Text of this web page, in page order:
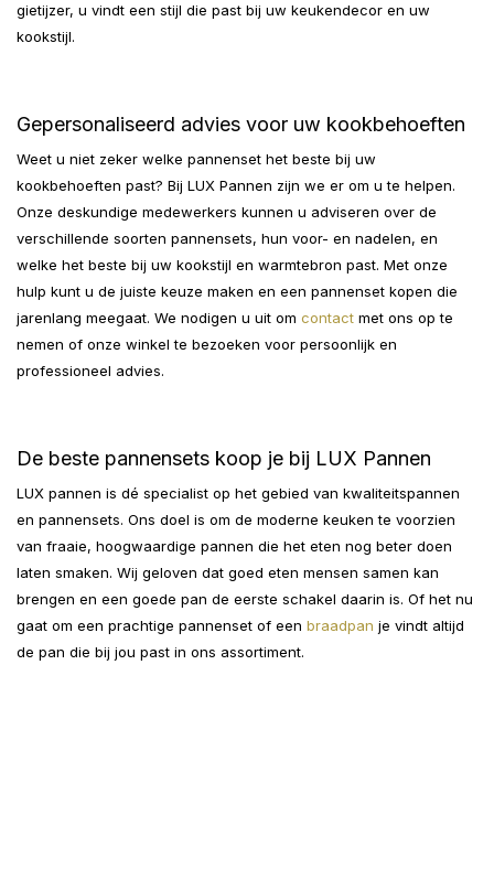
gietijzer, u vindt een stijl die past bij uw keukendecor en uw
kookstijl.
Gepersonaliseerd advies voor uw kookbehoeften
Weet u niet zeker welke pannenset het beste bij uw
kookbehoeften past? Bij LUX Pannen zijn we er om u te helpen.
Onze deskundige medewerkers kunnen u adviseren over de
verschillende soorten pannensets, hun voor- en nadelen, en
welke het beste bij uw kookstijl en warmtebron past. Met onze
hulp kunt u de juiste keuze maken en een pannenset kopen die
jarenlang meegaat. We nodigen u uit om contact met ons op te
nemen of onze winkel te bezoeken voor persoonlijk en
professioneel advies.
De beste pannensets koop je bij LUX Pannen
LUX pannen is dé specialist op het gebied van kwaliteitspannen
en pannensets. Ons doel is om de moderne keuken te voorzien
van fraaie, hoogwaardige pannen die het eten nog beter doen
laten smaken. Wij geloven dat goed eten mensen samen kan
brengen en een goede pan de eerste schakel daarin is. Of het nu
gaat om een prachtige pannenset of een braadpan je vindt altijd
de pan die bij jou past in ons assortiment.